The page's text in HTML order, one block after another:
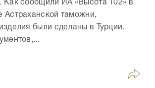
Как сообщили ИА «Высота 102» в
Астраханской таможни,
были сделаны в Турции.